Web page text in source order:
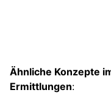
Ähnliche Konzepte
Ermittlungen: